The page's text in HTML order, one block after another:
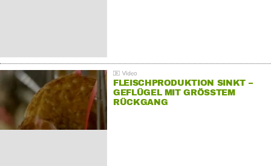
FLEISCHPRODUKTION SINKT –
GEFLÜGEL MIT GRÖSSTEM R
ÜCKGANG